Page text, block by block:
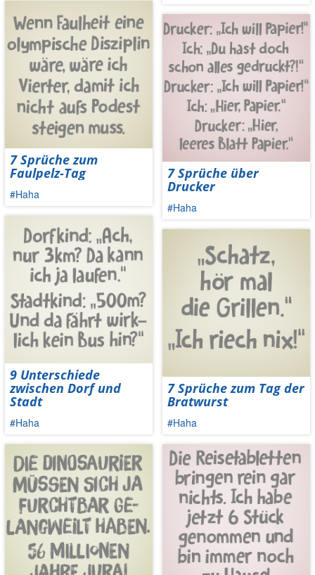
7 Sprüche zum
Faulpelz-Tag
#Haha
9 Unterschiede
zwischen Dorf und
Stadt
#Haha
7 Sprüche über
Drucker
#Haha
7 Sprüche zum Tag der
Bratwurst
#Haha